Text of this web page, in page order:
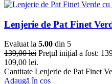
Lenjerie de Pat Finet
Evaluat la 5.00 din 5
139,00lei Prețul inițial a fost:
109,00 lei.
Cantitate Lenjerie de Pat Finet
Adaugă în coș